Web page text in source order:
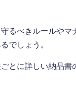
るべきルールや
でしょう。
とに詳しい納品書